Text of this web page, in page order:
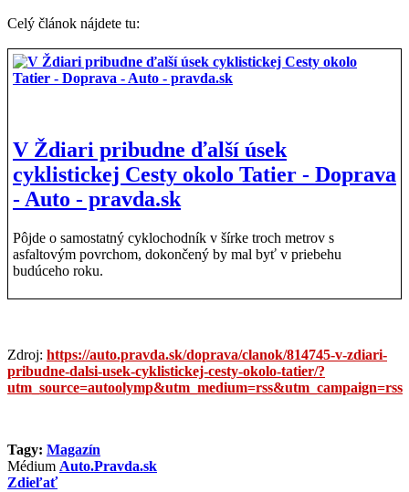
Celý článok nájdete tu:
V Ždiari pribudne ďalší úsek
cyklistickej Cesty okolo Tatier - Doprava
- Auto - pravda.sk
Pôjde o samostatný cyklochodník v šírke troch metrov s
asfaltovým povrchom, dokončený by mal byť v priebehu
budúceho roku.
Zdroj: https://auto.pravda.sk/doprava/clanok/814745-v-zdiari-
pribudne-dalsi-usek-cyklistickej-cesty-okolo-tatier/?
utm_source=autoolymp&utm_medium=rss&utm_campaign=rss
Tagy: Magazín
Médium Auto.Pravda.sk
Zdieľať